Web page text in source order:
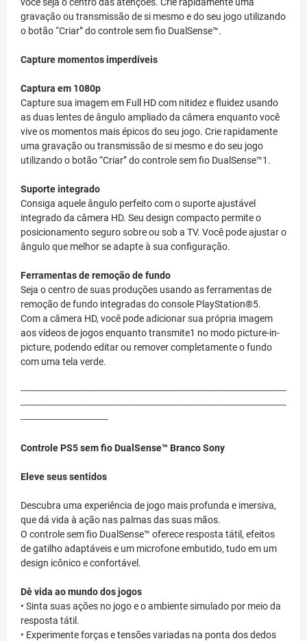
gravação ou transmissão de si mesmo e do seu jogo utilizando
o botão “Criar” do controle sem fio DualSense™.
Capture momentos imperdíveis
Captura em 1080p
Capture sua imagem em Full HD com nitidez e fluidez usando
as duas lentes de ângulo ampliado da câmera enquanto você
vive os momentos mais épicos do seu jogo. Crie rapidamente
uma gravação ou transmissão de si mesmo e do seu jogo
utilizando o botão “Criar” do controle sem fio DualSense™1.
Suporte integrado
Consiga aquele ângulo perfeito com o suporte ajustável
integrado da câmera HD. Seu design compacto permite o
posicionamento seguro sobre ou sob a TV. Você pode ajustar o
ângulo que melhor se adapte à sua configuração.
Ferramentas de remoção de fundo
Seja o centro de suas produções usando as ferramentas de
remoção de fundo integradas do console PlayStation®5.
Com a câmera HD, você pode adicionar sua própria imagem
aos vídeos de jogos enquanto transmite1 no modo picture-in-
picture, podendo editar ou remover completamente o fundo
com uma tela verde.
-------------------------------------------------------------------------------------------------
-------------------------------------------------------------------------------------------------
--------------------------------
Controle PS5 sem fio DualSense™ Branco Sony
Eleve seus sentidos
Descubra uma experiência de jogo mais profunda e imersiva,
que dá vida à ação nas palmas das suas mãos.
O controle sem fio DualSense™ oferece resposta tátil, efeitos
de gatilho adaptáveis e um microfone embutido, tudo em um
design icônico e confortável.
Dê vida ao mundo dos jogos
• Sinta suas ações no jogo e o ambiente simulado por meio da
resposta tátil.
• Experimente forças e tensões variadas na ponta dos dedos